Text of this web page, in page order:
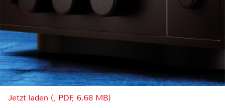
Jetzt laden (, PDF, 6.68 MB)